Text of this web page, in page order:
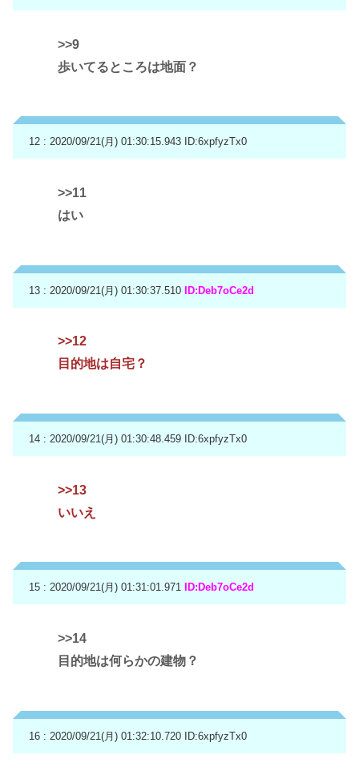
>>9
歩いてるところは地面？
12 : 2020/09/21(月) 01:30:15.943 ID:6xpfyzTx0
>>11
はい
13 : 2020/09/21(月) 01:30:37.510 ID:Deb7oCe2d
>>12
目的地は自宅？
14 : 2020/09/21(月) 01:30:48.459 ID:6xpfyzTx0
>>13
いいえ
15 : 2020/09/21(月) 01:31:01.971 ID:Deb7oCe2d
>>14
目的地は何らかの建物？
16 : 2020/09/21(月) 01:32:10.720 ID:6xpfyzTx0